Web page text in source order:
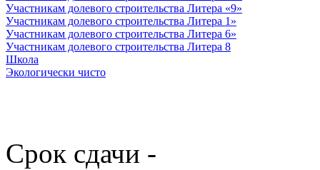
Участникам долевого строительства Литера «9»
Участникам долевого строительства Литера 1»
Участникам долевого строительства Литера 6»
Участникам долевого строительства Литера 8
Школа
Экологически чисто
Срок сдачи -